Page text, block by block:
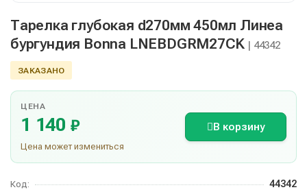
Тарелка глубокая d270мм 450мл Линеа
бургундия Bonna LNEBDGRM27CK | 44342
ЗАКАЗАНО
ЦЕНА
1 140 ₽
Цена может измениться
В корзину
Код: 44342